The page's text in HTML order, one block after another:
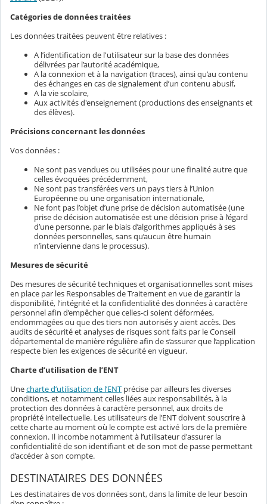
Catégories de données traitées
Les données traitées peuvent être relatives :
A l’identification de l'utilisateur sur la base des données
délivrées par l’autorité académique,
A la connexion et à la navigation (traces), ainsi qu’au contenu
des échanges en cas de signalement d’un contenu abusif,
A la vie scolaire,
Aux activités d'enseignement (productions des enseignants et
des élèves).
Précisions concernant les données
Vos données :
Ne sont pas vendues ou utilisées pour une finalité autre que
celles évoquées précédemment,
Ne sont pas transférées vers un pays tiers à l’Union
Européenne ou une organisation internationale,
Ne font pas l’objet d’une prise de décision automatisée (une
prise de décision automatisée est une décision prise à l’égard
d’une personne, par le biais d’algorithmes appliqués à ses
données personnelles, sans qu’aucun être humain
n’intervienne dans le processus).
Mesures de sécurité
Des mesures de sécurité techniques et organisationnelles sont mises
en place par les Responsables de Traitement en vue de garantir la
disponibilité, l’intégrité et la confidentialité des données à caractère
personnel afin d’empêcher que celles-ci soient déformées,
endommagées ou que des tiers non autorisés y aient accès. Des
audits de sécurité et analyses de risques sont faits par le Conseil
départemental de manière régulière afin de s’assurer que l’application
respecte bien les exigences de sécurité en vigueur.
Charte d’utilisation de l’ENT
Unecharte d’utilisation de l’ENT précise par ailleurs les diverses
conditions, et notamment celles liées aux responsabilités, à la
protection des données à caractère personnel, aux droits de
propriété intellectuelle. Les utilisateurs de l’ENT doivent souscrire à
cette charte au moment où le compte est activé lors de la première
connexion. Il incombe notamment à l’utilisateur d'assurer la
confidentialité de son identifiant et de son mot de passe permettant
d’accéder à son compte.
DESTINATAIRES DES DONNÉES
Les destinataires de vos données sont, dans la limite de leur besoin